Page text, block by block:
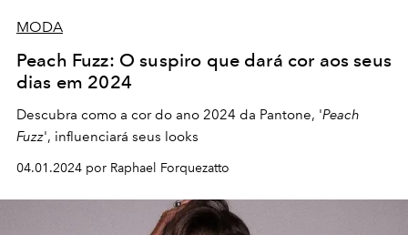
MODA
Peach Fuzz: O suspiro que dará cor aos seus
dias em 2024
Descubra como a cor do ano 2024 da Pantone, 'Peach
Fuzz', influenciará seus looks
04.01.2024 por Raphael Forquezatto